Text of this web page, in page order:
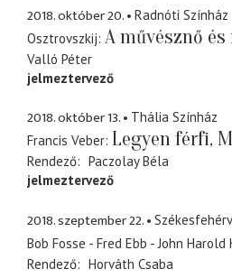
2018. október 20.
Radnóti Színház
Osztrovszkij A művésznő
Valló Péter
jelmeztervező
2018. október 13.
Thália Színház
Francis Veber Legyen férfi,
Rendező
Paczolay Béla
jelmeztervező
2018. szeptember 22.
Bob Fosse - Fred Ebb - John Harold
Rendező
Horváth Csaba